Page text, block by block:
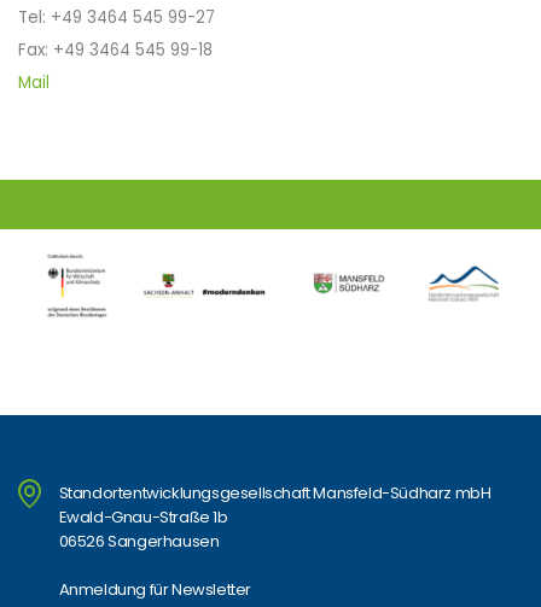
Tel: +49 3464 545 99-27
Fax: +49 3464 545 99-18
Mail
Standortentwicklungsgesellschaft Mansfeld-Südharz mbH
Ewald-Gnau-Straße 1b
06526 Sangerhausen
Anmeldung für Newsletter